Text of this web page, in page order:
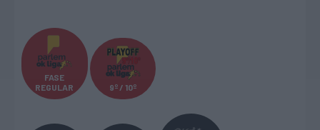
FASE
REGULAR
9º / 10º